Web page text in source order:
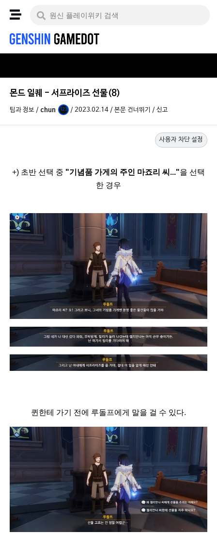
몬드 일퀘 - 서프라이즈 선물(8)
팁과 정보 / chun 123 / 2023.02.14 / 본문 건너뛰기 / 신고
사용자 차단 설정
+) 초반 선택 중 "기념품 가게의 주인 마죠리 씨..."을 선택
한 경우
퀸한테 가기 전에 루돌프에게 말을 걸 수 있다.